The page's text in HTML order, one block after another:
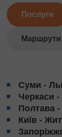
Послуги
Маршрути
Суми -
Черкаси -
Полтава -
Київ -